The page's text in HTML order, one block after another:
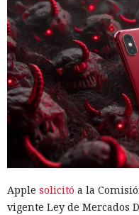
Apple solicitó a la
vigente Ley de Mercados